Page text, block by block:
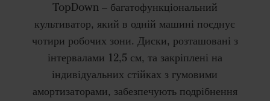
TopDown – багатофункціональний
культиватор, який в одній машині поєднує
чотири робочих зони. Диски, розташовані з
інтервалами 12,5 см, та закріплені на
індивідуальних стійках з гумовими
амортизаторами, забезпечують подрібнення